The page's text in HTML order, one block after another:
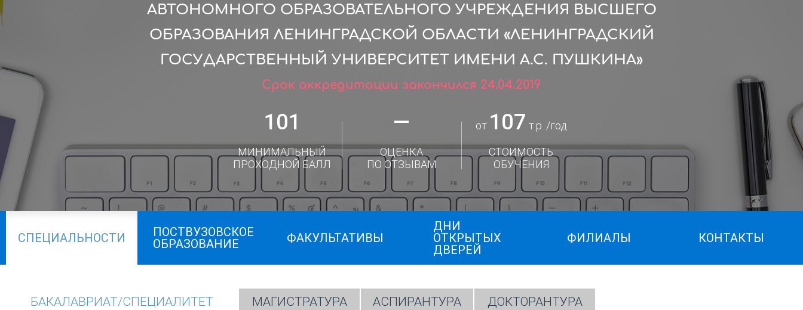
АВТОНОМНОГО ОБРАЗОВАТЕЛЬНОГО УЧРЕЖДЕНИЯ ВЫСШЕГО
ОБРАЗОВАНИЯ ЛЕНИНГРАДСКОЙ ОБЛАСТИ «ЛЕНИНГРАДСКИЙ
ГОСУДАРСТВЕННЫЙ УНИВЕРСИТЕТ ИМЕНИ А.С. ПУШКИНА»
Срок аккредитации закончился 24.04.2019
101
МИНИМАЛЬНЫЙ
ПРОХОДНОЙ БАЛЛ
—
ОЦЕНКА
ПО ОТЗЫВАМ
от 107 т.р. /год
СТОИМОСТЬ
ОБУЧЕНИЯ
СПЕЦИАЛЬНОСТИ
ПОСТВУЗОВСКОЕ
ОБРАЗОВАНИЕ
ФАКУЛЬТАТИВЫ
ДНИ
ОТКРЫТЫХ
ДВЕРЕЙ
ФИЛИАЛЫ КОНТАКТЫ
БАКАЛАВРИАТ/СПЕЦИАЛИТЕТ МАГИСТРАТУРА АСПИРАНТУРА ДОКТОРАНТУРА